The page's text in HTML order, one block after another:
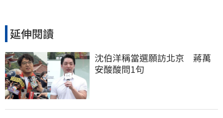
延伸閱讀
沈伯洋稱當選願訪北京　蔣萬
安酸酸問1句